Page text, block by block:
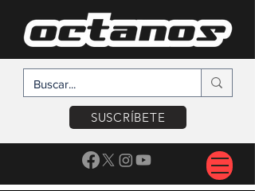
SUSCRÍBETE